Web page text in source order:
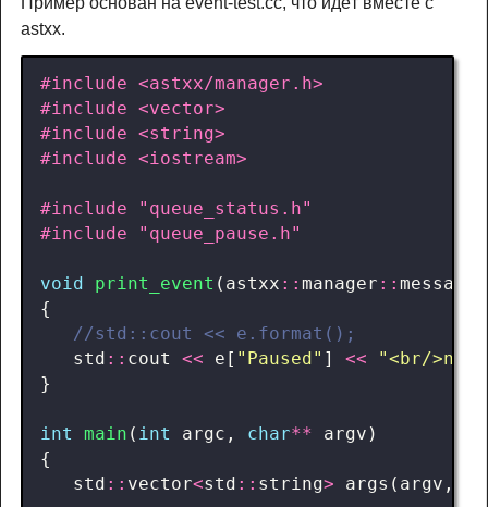
astxx.
#include <astxx/manager.h>
#include <vector>
#include <string>
#include <iostream>
#include
"queue_status.h"
#include
"queue_pause.h"
void print_event ( astxx :: manager :: message
{
std :: cout << e [ "Paused" ] << "<br/>n"
}
int main ( int argc , char** argv )
{
std :: vector<std :: string> args ( argv ,